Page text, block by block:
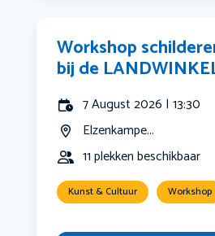
Workshop
bij de
7 August 2026 | 13:30
Elzenkampe...
11 plekken beschikbaar
Kunst & Cultuur Workshop